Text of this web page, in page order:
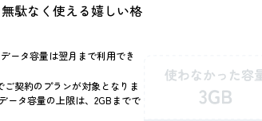
駄なく使える嬉しい格
ータ容量は翌月まで利用でき
契約のプランが対象となりま
ータ容量の上限は、2GBまでで